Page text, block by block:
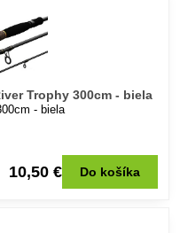
Trophy 300cm - biela
- biela
10,50 € Do košíka